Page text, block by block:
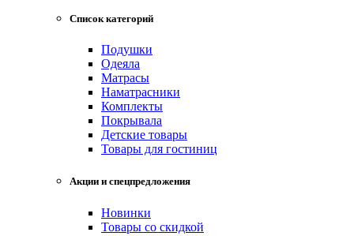
Список категорий
Подушки
Одеяла
Матрасы
Наматрасники
Комплекты
Покрывала
Детские товары
Товары для гостиниц
Акции и спецпредложения
Новинки
Товары со скидкой